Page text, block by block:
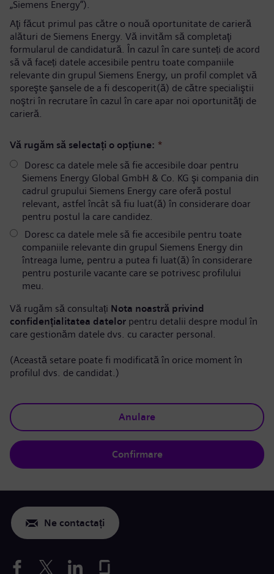
„Siemens Energy”).
Aţi făcut primul pas către o nouă oportunitate de carieră
alături de Siemens Energy. Vă invităm să completaţi
formularul de candidatură. În cazul în care sunteți de acord
să vă faceți datele accesibile pentru toate companiile
relevante din grupul Siemens Energy, un profil complet vă
sporeşte şansele de a fi descoperit(ă) de către specialiştii
noştri în recrutare în cazul în care apar noi oportunităţi de
carieră.
Vă rugăm să selectați o opțiune: *
Doresc ca datele mele să fie accesibile doar pentru
Siemens Energy Global GmbH & Co. KG şi compania din
cadrul grupului Siemens Energy care oferă postul
relevant, astfel încât să fiu luat(ă) în considerare doar
pentru postul la care candidez.
Doresc ca datele mele să fie accesibile pentru toate
companiile relevante din grupul Siemens Energy din
întreaga lume, pentru a putea fi luat(ă) în considerare
pentru posturile vacante care se potrivesc profilului
meu.
Vă rugăm să consultați Nota noastră privind
confidențialitatea datelor pentru detalii despre modul în
care gestionăm datele dvs. cu caracter personal.
(Această setare poate fi modificată în orice moment în
profilul dvs. de candidat.)
Anulare
Confirmare
Ne contactați